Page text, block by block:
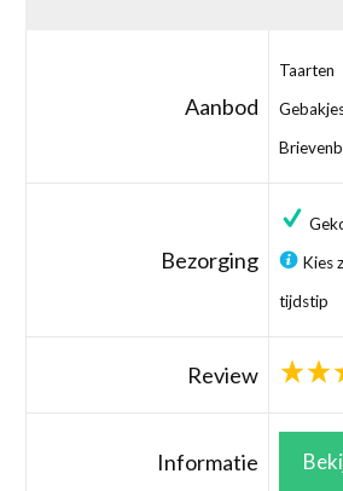
Aanbod
Taarten
Bezorging
Kies
tijdstip
Review
Informatie